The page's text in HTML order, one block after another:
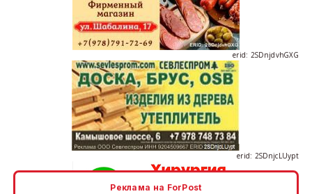
erid: 2SDnjdvhGXG
Реклама на ForPost